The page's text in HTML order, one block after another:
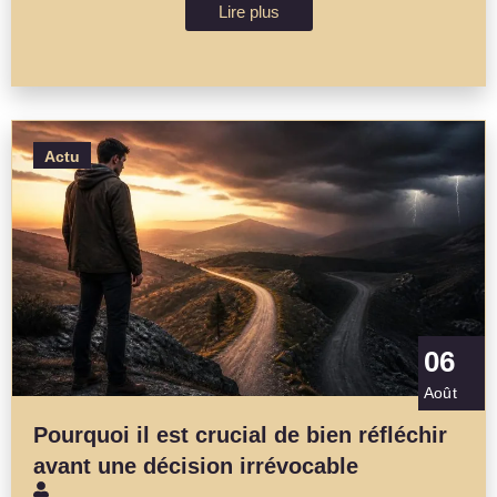
Lire plus
Actu
06
Août
Pourquoi il est crucial de bien réfléchir
avant une décision irrévocable